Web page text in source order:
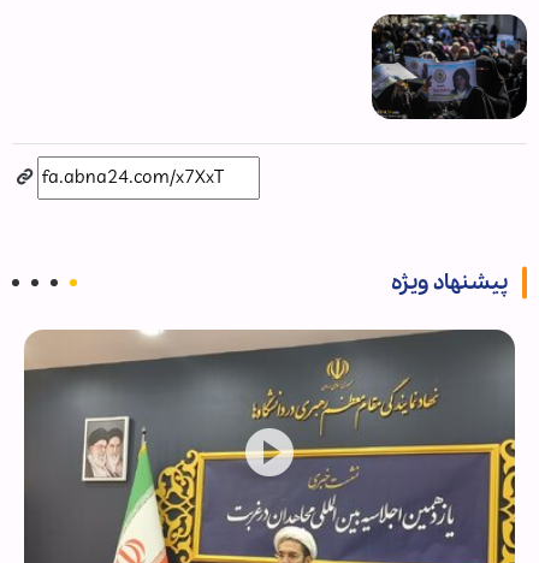
پیشنهاد ویژه